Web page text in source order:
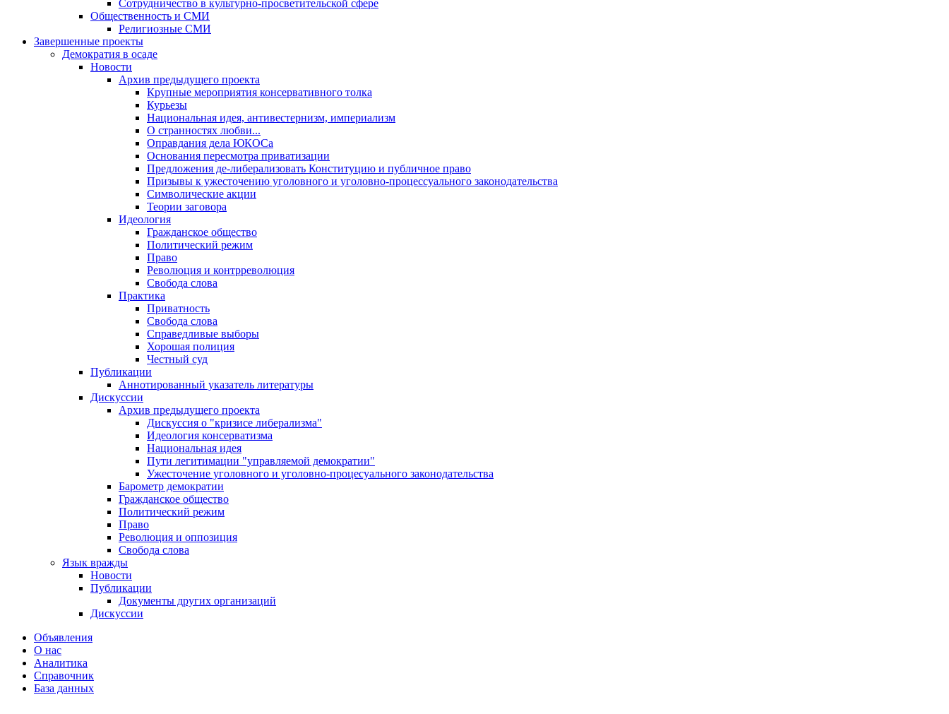
Сотрудничество в культурно-просветительской сфере
Общественность и СМИ
Религиозные СМИ
Завершенные проекты
Демократия в осаде
Новости
Архив предыдущего проекта
Крупные мероприятия консервативного толка
Курьезы
Национальная идея, антивестернизм, империализм
О странностях любви...
Оправдания дела ЮКОСа
Основания пересмотра приватизации
Предложения де-либерализовать Конституцию и публичное право
Призывы к ужесточению уголовного и уголовно-процессуального законодательства
Символические акции
Теории заговора
Идеология
Гражданское общество
Политический режим
Право
Революция и контрреволюция
Свобода слова
Практика
Приватность
Свобода слова
Справедливые выборы
Хорошая полиция
Честный суд
Публикации
Аннотированный указатель литературы
Дискуссии
Архив предыдущего проекта
Дискуссия о "кризисе либерализма"
Идеология консерватизма
Национальная идея
Пути легитимации "управляемой демократии"
Ужесточение уголовного и уголовно-процесуального законодательства
Барометр демократии
Гражданское общество
Политический режим
Право
Революция и оппозиция
Свобода слова
Язык вражды
Новости
Публикации
Документы других организаций
Дискуссии
Объявления
О нас
Аналитика
Справочник
База данных